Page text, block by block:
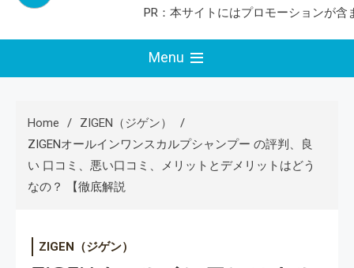
PR：本サイトにはプロモーションが含
Menu
Home
ZIGEN（ジゲン）
ZIGENオールインワンスカルプシャンプー の評判、良
い 口コミ、悪い口コミ、メリットとデメリットはどう
なの？ 【徹底解説
ZIGEN（ジゲン）